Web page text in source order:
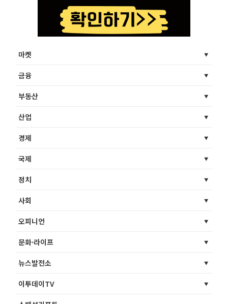
마켓
금융
부동산
산업
경제
국제
정치
사회
오피니언
문화·라이프
뉴스발전소
이투데이TV